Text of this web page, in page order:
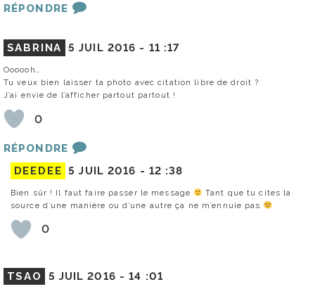
RÉPONDRE
SABRINA 5 JUIL 2016 - 11 :17
Oooooh…
Tu veux bien laisser ta photo avec citation libre de droit ?
J’ai envie de l’afficher partout partout !
0
RÉPONDRE
DEEDEE 5 JUIL 2016 - 12 :38
Bien sûr ! Il faut faire passer le message
Tant que tu cites la
source d’une manière ou d’une autre ça ne m’ennuie pas
0
TSAO 5 JUIL 2016 -14 :01